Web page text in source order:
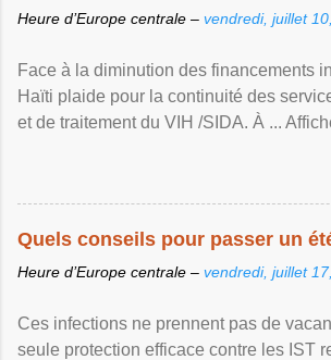
Heure d’Europe centrale – vendredi, juillet
Face à la diminution des financements
Haïti plaide pour la continuité des
et de traitement du VIH /SIDA. À ...
Quels conseils pour passer un
Heure d’Europe centrale – vendredi, juillet
Ces infections ne prennent pas de
seule protection efficace contre les IST